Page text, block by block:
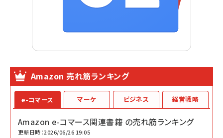
Amazon 売れ筋ランキング
e-コマース
Amazon e-コマース関連書籍 の売れ筋ランキング
更新日時：2026/06/26 19:05
マーケ ビジネス 経営戦略